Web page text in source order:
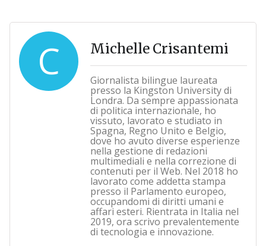
C Michelle Crisantemi
Giornalista bilingue laureata
presso la Kingston University di
Londra. Da sempre appassionata
di politica internazionale, ho
vissuto, lavorato e studiato in
Spagna, Regno Unito e Belgio,
dove ho avuto diverse esperienze
nella gestione di redazioni
multimediali e nella correzione di
contenuti per il Web. Nel 2018 ho
lavorato come addetta stampa
presso il Parlamento europeo,
occupandomi di diritti umani e
affari esteri. Rientrata in Italia nel
2019, ora scrivo prevalentemente
di tecnologia e innovazione.